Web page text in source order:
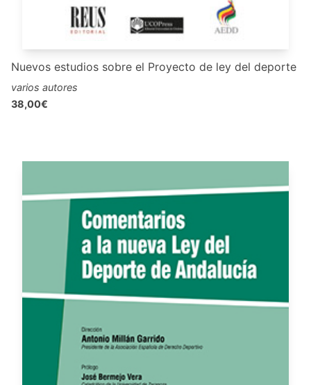
Nuevos estudios sobre el Proyecto de ley del deporte
varios autores
38,00€